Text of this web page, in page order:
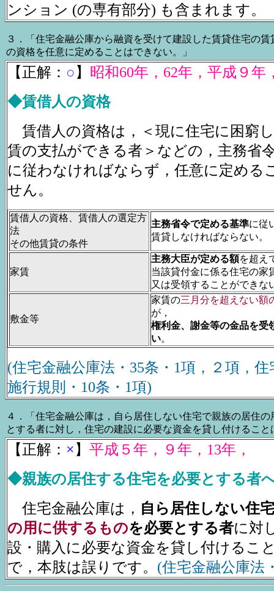
ンション (の専有部分) も含まれます。
３．「住宅金融公庫から融資を受けて建設した賃貸住宅の
の資格を任意に定めることはできない。」
【正解： ○ 】 昭和60年，62年，平成９年
◆賃借人の資格
賃借人の資格は，＜現に住宅に困窮
賃の支払ができる者＞などの，主務省
に従わなければならず，任意に定める
せん。
賃借人の資格、賃借人の選定方
法
その他賃貸の条件
主務省令で定める基準に従
賃貸しなければならない。
家賃
主務大臣が定める額を超え
当該貸付金に係る住宅の家
又は受領することができな
敷金等
家賃の三月分を超えない額
が，
権利金、謝金等の金品を受
い。
(住宅金融公庫法・35条・1項，２項，
施行規則・10条・1項)
４．「住宅金融公庫は，自ら居住しない住宅で親族の居住
とする者に対し，住宅の建設に必要な資金を貸し付けること
【正解： × 】 平成５年，９年，13年，
◆親族の居住する住宅を必要とする者
住宅金融公庫は， 自ら居住しない住
の用に供するものを必要とする者に対
設・購入に必要な資金を貸し付けるこ
で，本肢は誤りです。 (住宅金融公庫法